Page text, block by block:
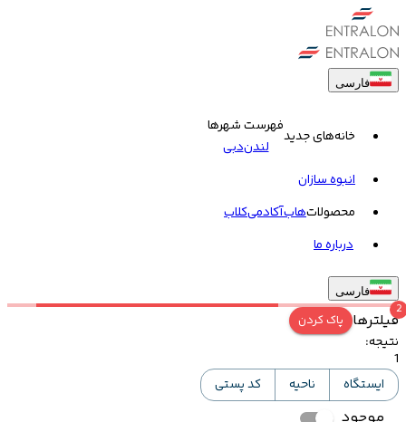
فارسی
خانه‌های جدید
فهرست شهرها
لندندبی
انبوه سازان
محصولاتهابآکادمیکلاب
درباره ما
فارسی
فیلترها
2
پاک کردن
نتیجه:
1
ایستگاه
ناحیه کد پستی